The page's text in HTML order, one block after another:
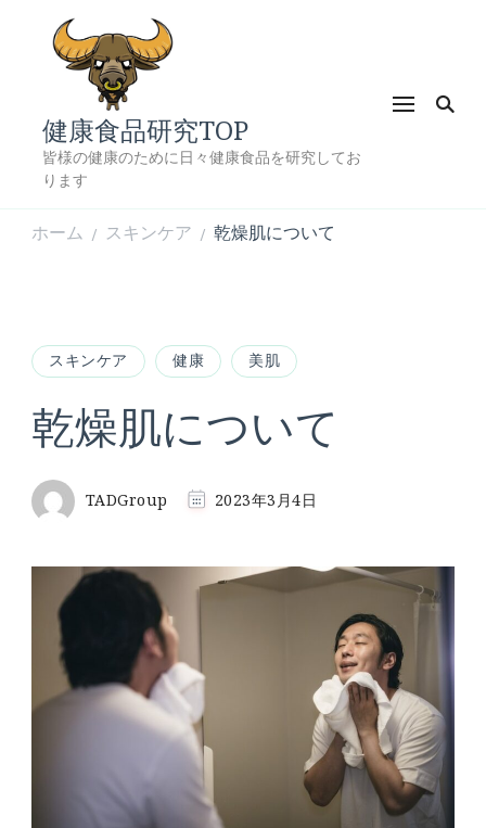
健康食品研究TOP
皆様の健康のために日々健康食品を研究してお
ります
ホーム / スキンケア / 乾燥肌について
スキンケア 健康 美肌
乾燥肌について
TADGroup 2023年3月4日